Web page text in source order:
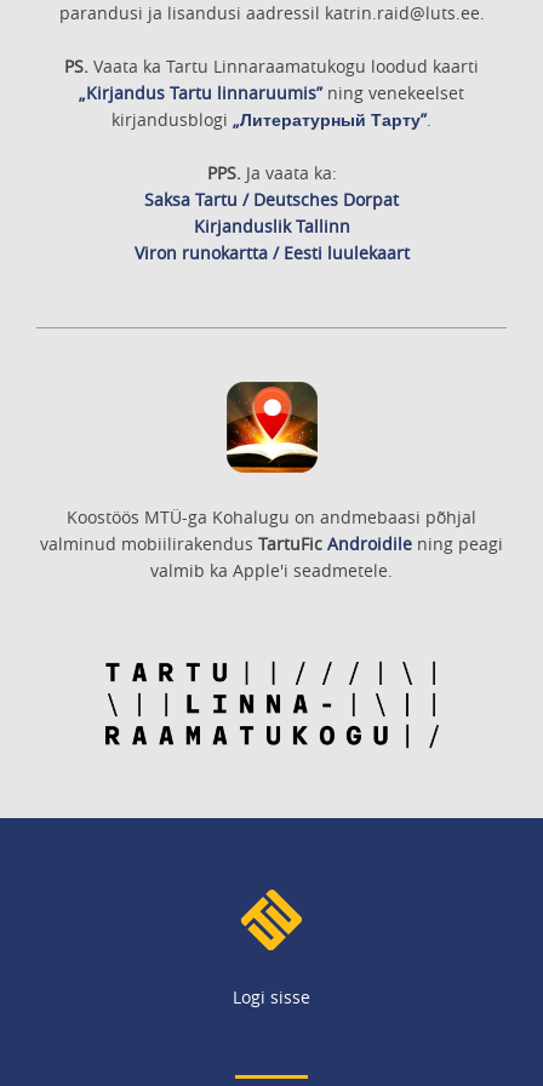
parandusi ja lisandusi aadressil katrin.raid@luts.ee.
PS. Vaata ka Tartu Linnaraamatukogu loodud kaarti
„Kirjandus Tartu linnaruumis”ning venekeelset
kirjandusblogi „Литературный Тарту”.
PPS. Ja vaata ka:
Saksa Tartu / Deutsches Dorpat
Kirjanduslik Tallinn
Viron runokartta / Eesti luulekaart
Koostöös MTÜ-ga Kohalugu on andmebaasi põhjal
valminud mobiilirakendus TartuFic Androidile ning peagi
valmib ka Apple'i seadmetele.
Logi sisse